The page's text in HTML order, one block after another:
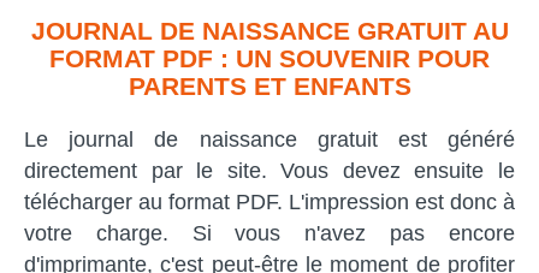
JOURNAL DE NAISSANCE GRATUIT AU
FORMAT PDF : UN SOUVENIR POUR
PARENTS ET ENFANTS
Le journal de naissance gratuit est généré
directement par le site. Vous devez ensuite le
télécharger au format PDF. L'impression est donc à
votre charge. Si vous n'avez pas encore
d'imprimante, c'est peut-être le moment de profiter